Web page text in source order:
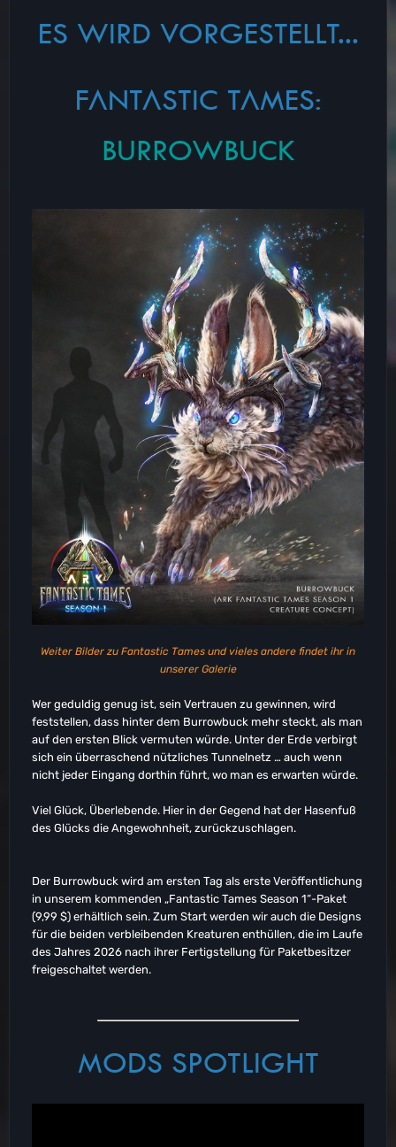
ES WIRD VORGESTELLT...
FANTASTIC TAMES:
BURROWBUCK
Weiter Bilder zu Fantastic Tames und vieles andere findet ihr in
unserer Galerie
Wer geduldig genug ist, sein Vertrauen zu gewinnen, wird
feststellen, dass hinter dem Burrowbuck mehr steckt, als man
auf den ersten Blick vermuten würde. Unter der Erde verbirgt
sich ein überraschend nützliches Tunnelnetz … auch wenn
nicht jeder Eingang dorthin führt, wo man es erwarten würde.
Viel Glück, Überlebende. Hier in der Gegend hat der Hasenfuß
des Glücks die Angewohnheit, zurückzuschlagen.
Der Burrowbuck wird am ersten Tag als erste Veröffentlichung
in unserem kommenden „Fantastic Tames Season 1“-Paket
(9,99 $) erhältlich sein. Zum Start werden wir auch die Designs
für die beiden verbleibenden Kreaturen enthüllen, die im Laufe
des Jahres 2026 nach ihrer Fertigstellung für Paketbesitzer
freigeschaltet werden.
MODS SPOTLIGHT